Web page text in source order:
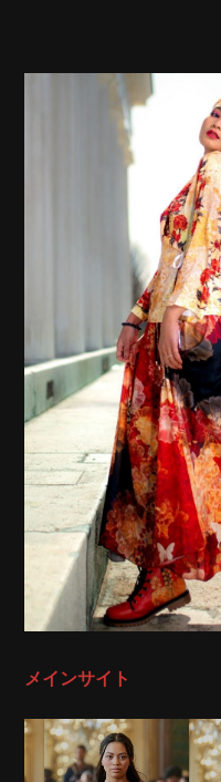
メインサイト